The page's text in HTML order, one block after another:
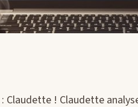
Claudette ! Claudette